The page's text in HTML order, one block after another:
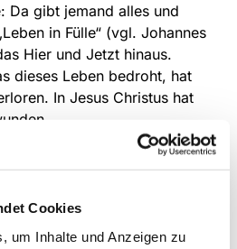
Cookies
um Inhalte und Anzeigen zu
Da gibt jemand alles und
in Fülle“ (vgl. Johannes
Hier und Jetzt hinaus.
dieses Leben bedroht, hat
In Jesus Christus hat
Ostern: Wir setzen
Im Zentrum der